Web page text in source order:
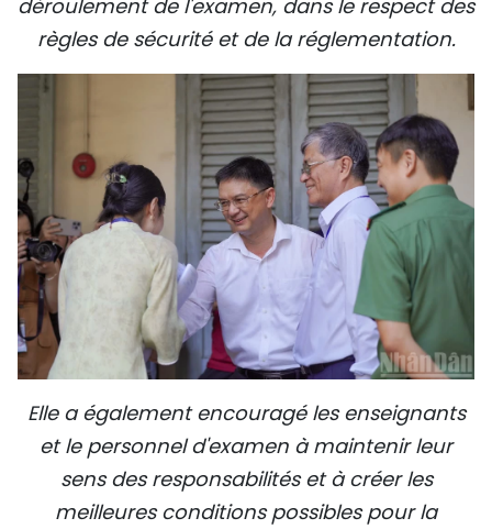
déroulement de l'examen, dans le respect des
règles de sécurité et de la réglementation.
Elle a également encouragé les enseignants
et le personnel d'examen à maintenir leur
sens des responsabilités et à créer les
meilleures conditions possibles pour la